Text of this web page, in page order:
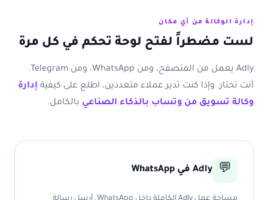
إدارة الوكالة من أي مكان
لست مضطراً لفتح لوحة تحكم في كل مرة
Adly يعمل من المتصفح، ومن WhatsApp، ومن Telegram.
أنت تختار. وإذا كنت تدير عملاء متعددين، اطلع على كيفية إدارة
وكالة تسويق من وتساب بالذكاء الصناعي بالكامل.
💬 Adly في WhatsApp